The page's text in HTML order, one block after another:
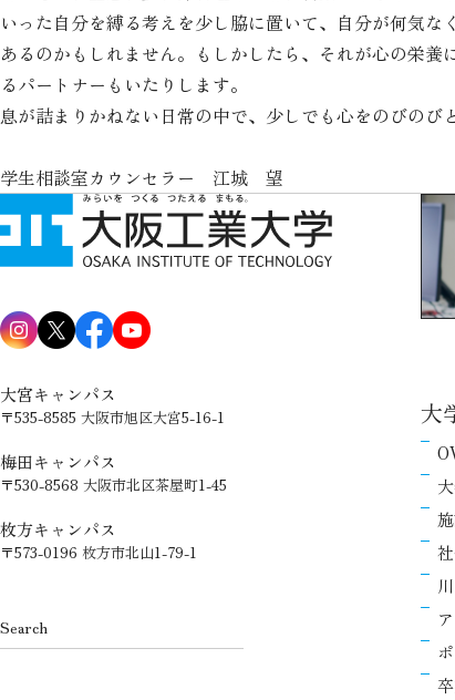
いった自分を縛る考えを少し脇に置いて、自分が何気
あるのかもしれません。もしかしたら、それが心の栄
るパートナーもいたりします。
息が詰まりかねない日常の中で、少しでも心をのびのび
学生相談室カウンセラー 江城 望
大宮キャンパス
〒535-8585 大阪市旭区大宮5-16-1
梅田キャンパス
〒530-8568 大阪市北区茶屋町1-45
枚方キャンパス
〒573-0196 枚方市北山1-79-1
大